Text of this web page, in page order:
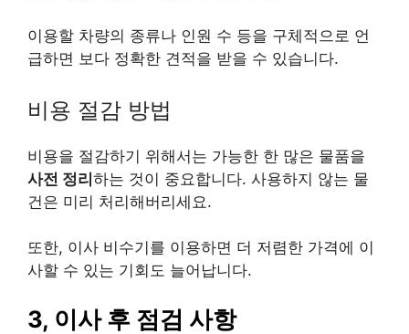
이용할 차량의 종류나 인원 수 등을 구체적으로 언
급하면 보다 정확한 견적을 받을 수 있습니다.
비용 절감 방법
비용을 절감하기 위해서는 가능한 한 많은 물품을
사전 정리하는 것이 중요합니다. 사용하지 않는 물
건은 미리 처리해버리세요.
또한, 이사 비수기를 이용하면 더 저렴한 가격에 이
사할 수 있는 기회도 늘어납니다.
3, 이사 후 점검 사항